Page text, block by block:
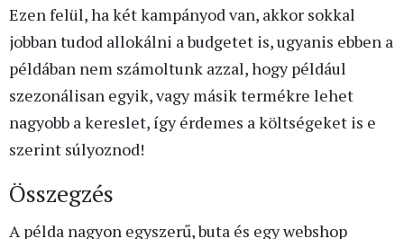
Ezen felül, ha két kampányod van, akkor sokkal
jobban tudod allokálni a budgetet is, ugyanis ebben a
példában nem számoltunk azzal, hogy például
szezonálisan egyik, vagy másik termékre lehet
nagyobb a kereslet, így érdemes a költségeket is e
szerint súlyoznod!
Összegzés
A példa nagyon egyszerű, buta és egy webshop